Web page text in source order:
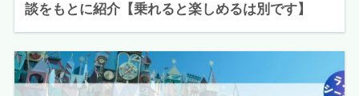
談をもとに紹介【乗れると楽しめるは別です】